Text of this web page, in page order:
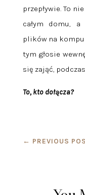
przepływie. To
całym domu, a
plików na
tym głosie
się zająć,
To, kto dołącza?
← PREVIOUS